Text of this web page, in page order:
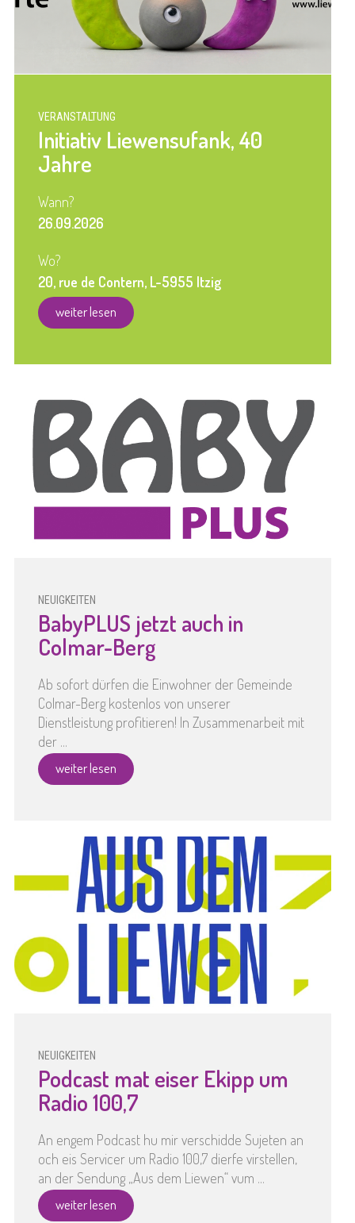
VERANSTALTUNG
Initiativ Liewensufank, 40
Jahre
Wann?
26.09.2026
Wo?
20, rue de Contern, L-5955 Itzig
weiter lesen
NEUIGKEITEN
BabyPLUS jetzt auch in
Colmar-Berg
Ab sofort dürfen die Einwohner der Gemeinde
Colmar-Berg kostenlos von unserer
Dienstleistung profitieren! In Zusammenarbeit mit
der ...
weiter lesen
NEUIGKEITEN
Podcast mat eiser Ekipp um
Radio 100,7
An engem Podcast hu mir verschidde Sujeten an
och eis Servicer um Radio 100,7 dierfe virstellen,
an der Sendung „Aus dem Liewen“ vum ...
weiter lesen